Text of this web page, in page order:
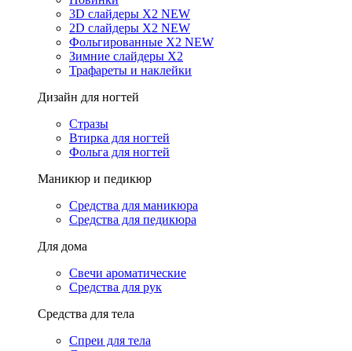
3D слайдеры X2 NEW
2D слайдеры X2 NEW
Фольгированные X2 NEW
Зимние слайдеры Х2
Трафареты и наклейки
Дизайн для ногтей
Стразы
Втирка для ногтей
Фольга для ногтей
Маникюр и педикюр
Средства для маникюра
Средства для педикюра
Для дома
Свечи ароматические
Средства для рук
Средства для тела
Спреи для тела